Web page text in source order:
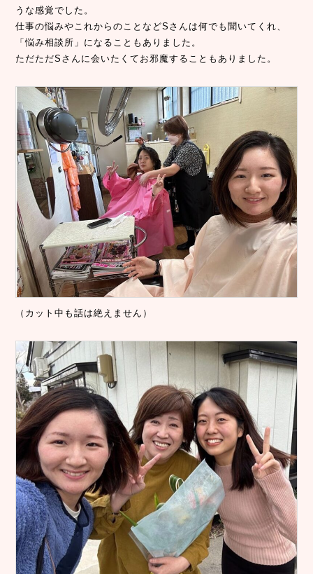
うな感覚でした。
仕事の悩みやこれからのことなどSさんは何でも聞いてくれ、
「悩み相談所」になることもありました。
ただただSさんに会いたくてお邪魔することもありました。
（カット中も話は絶えません）